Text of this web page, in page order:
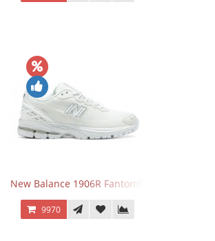
New Balance 1906R Fantomfit White
9970